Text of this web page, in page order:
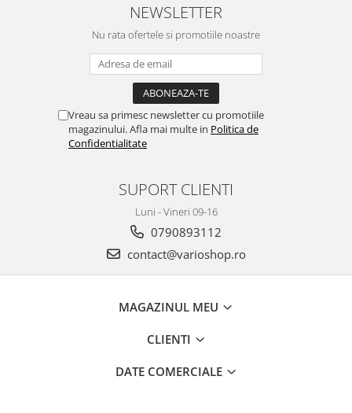
29 x 14.5 cm, Alb
NEWSLETTER
Nu rata ofertele si promotiile noastre
Vreau sa primesc newsletter cu promotiile
magazinului. Afla mai multe in Politica de
Confidentialitate
SUPORT CLIENTI
Luni - Vineri 09-16
0790893112
contact@varioshop.ro
MAGAZINUL MEU
CLIENTI
DATE COMERCIALE